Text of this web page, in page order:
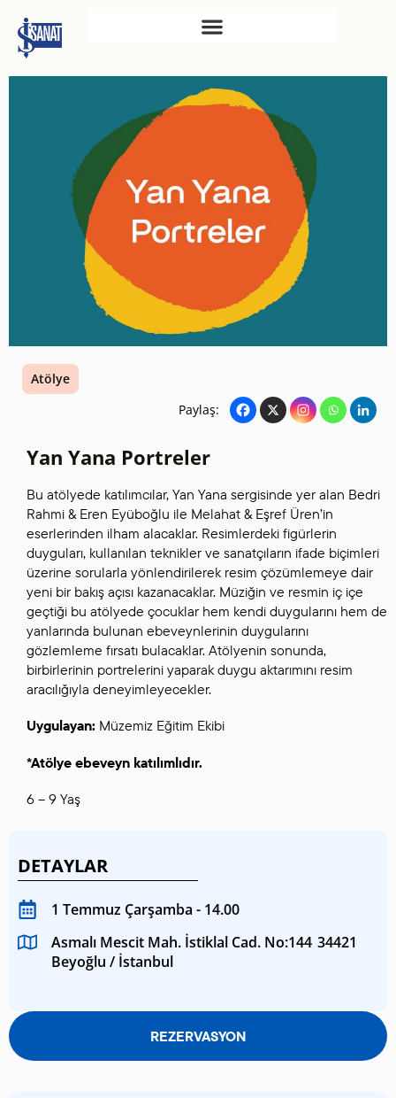
SAHNE SANATLARI
TÜRKIYE İŞ BANKASI
RESIM HEYKEL MÜZESI
TÜRKIYE İŞ BANKASI
MÜZESI
İKTISADI BAĞIMSIZLIK
MÜZESI
ATATÜRK KÜTÜPHANESI
SANAT GALERILERI
KÜLTÜREL MIRASA
DESTEK
Atölye
Paylaş:
Yan Yana Portreler
Bu atölyede katılımcılar, Yan Yana sergisinde yer alan Bedri
Rahmi & Eren Eyüboğlu ile Melahat & Eşref Üren’in
eserlerinden ilham alacaklar. Resimlerdeki figürlerin
duyguları, kullanılan teknikler ve sanatçıların ifade biçimleri
üzerine sorularla yönlendirilerek resim çözümlemeye dair
yeni bir bakış açısı kazanacaklar. Müziğin ve resmin iç içe
geçtiği bu atölyede çocuklar hem kendi duygularını hem de
yanlarında bulunan ebeveynlerinin duygularını
gözlemleme fırsatı bulacaklar. Atölyenin sonunda,
birbirlerinin portrelerini yaparak duygu aktarımını resim
aracılığıyla deneyimleyecekler.
Uygulayan: Müzemiz Eğitim Ekibi
*Atölye ebeveyn katılımlıdır.
6 – 9 Yaş
DETAYLAR
1 Temmuz Çarşamba - 14.00
Asmalı Mescit Mah. İstiklal Cad. No:144 34421
Beyoğlu / İstanbul
REZERVASYON